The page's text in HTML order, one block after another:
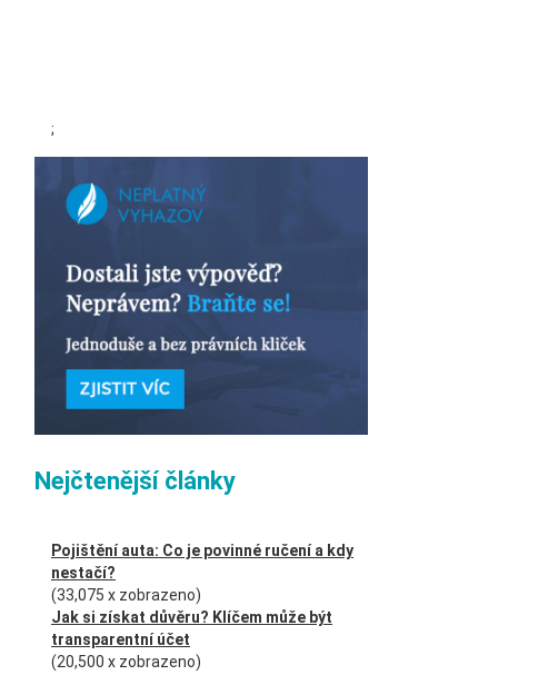
;
Nejčtenější články
Pojištění auta: Co je povinné ručení a kdy
nestačí?
(33,075 x zobrazeno)
Jak si získat důvěru? Klíčem může být
transparentní účet
(20,500 x zobrazeno)